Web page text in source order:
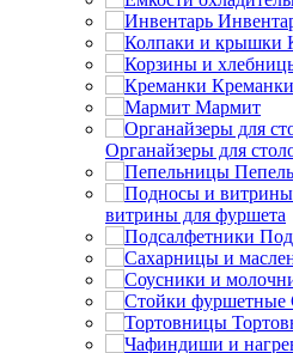
Креманки
Мармит
Органайзеры для
витрины для фуршета